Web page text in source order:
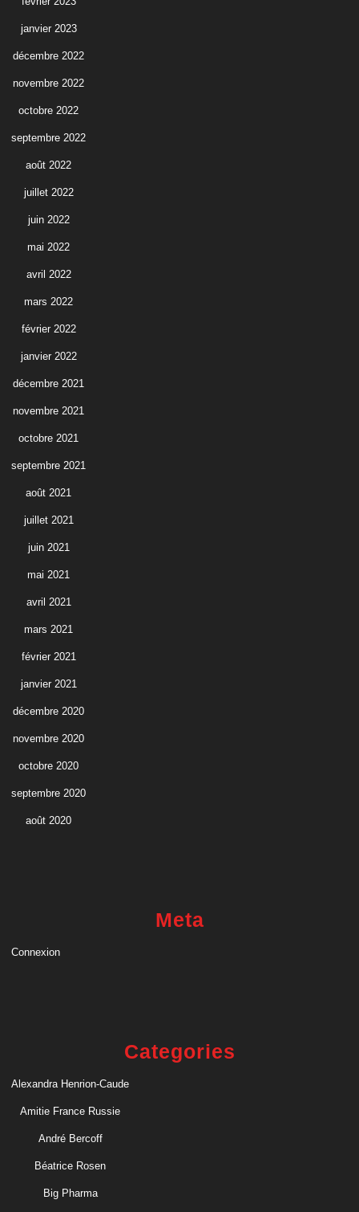
janvier 2023
décembre 2022
novembre 2022
octobre 2022
septembre 2022
août 2022
juillet 2022
juin 2022
mai 2022
avril 2022
mars 2022
février 2022
janvier 2022
décembre 2021
novembre 2021
octobre 2021
septembre 2021
août 2021
juillet 2021
juin 2021
mai 2021
avril 2021
mars 2021
février 2021
janvier 2021
décembre 2020
novembre 2020
octobre 2020
septembre 2020
août 2020
Meta
Connexion
Categories
Alexandra Henrion-Caude
Amitie France Russie
André Bercoff
Béatrice Rosen
Big Pharma